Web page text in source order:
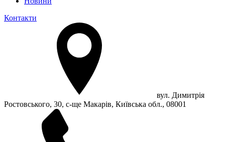
Контакти
вул. Димитрія
Ростовського, 30, с-ще Макарів, Київська обл., 08001